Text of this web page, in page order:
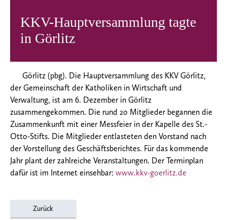
KKV-Hauptversammlung tagte
in Görlitz
Görlitz (pbg). Die Hauptversammlung des KKV Görlitz,
der Gemeinschaft der Katholiken in Wirtschaft und
Verwaltung, ist am 6. Dezember in Görlitz
zusammengekommen. Die rund 20 Mitglieder begannen die
Zusammenkunft mit einer Messfeier in der Kapelle des St.-
Otto-Stifts. Die Mitglieder entlasteten den Vorstand nach
der Vorstellung des Geschäftsberichtes. Für das kommende
Jahr plant der zahlreiche Veranstaltungen. Der Terminplan
dafür ist im Internet einsehbar: www.kkv-goerlitz.de
Zurück